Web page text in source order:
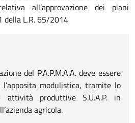
all’approvazione dei piani
della L.R. 65/2014
del P.A.P.M.A.A. deve essere
modulistica, tramite lo
attività produttive S.U.A.P. in
agricola.